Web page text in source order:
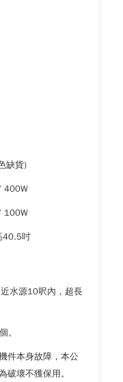
缺貨)
400W
100W
40.5吋
水源10呎內，超長
。
件本身故障，本公
破壞不獲保用。